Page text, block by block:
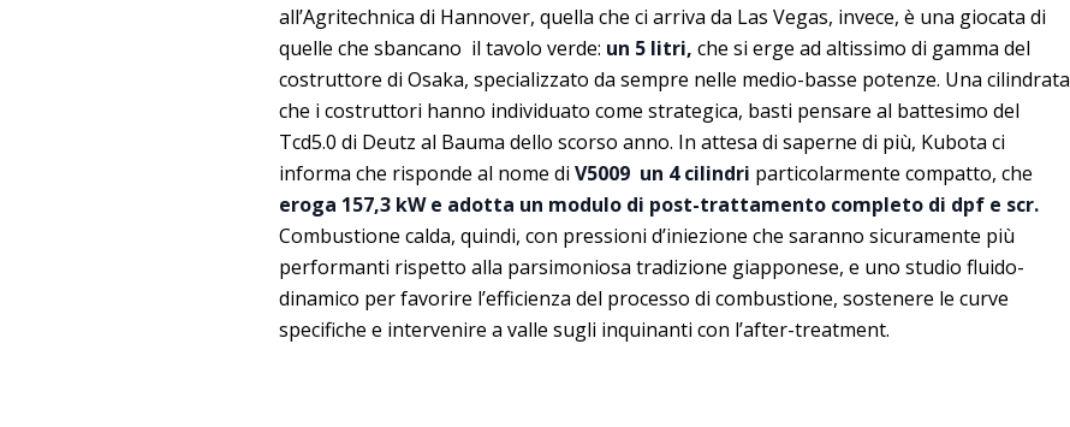
all’Agritechnica di Hannover, quella che ci arriva da Las Vegas, invece, è una giocata di
quelle che sbancano il tavolo verde: un 5 litri, che si erge ad altissimo di gamma del
costruttore di Osaka, specializzato da sempre nelle medio-basse potenze. Una cilindrata
che i costruttori hanno individuato come strategica, basti pensare al battesimo del
Tcd5.0 di Deutz al Bauma dello scorso anno. In attesa di saperne di più, Kubota ci
informa che risponde al nome di V5009 un 4 cilindri particolarmente compatto, che
eroga 157,3 kW e adotta un modulo di post-trattamento completo di dpf e scr.
Combustione calda, quindi, con pressioni d’iniezione che saranno sicuramente più
performanti rispetto alla parsimoniosa tradizione giapponese, e uno studio fluido-
dinamico per favorire l’efficienza del processo di combustione, sostenere le curve
specifiche e intervenire a valle sugli inquinanti con l’after-treatment.